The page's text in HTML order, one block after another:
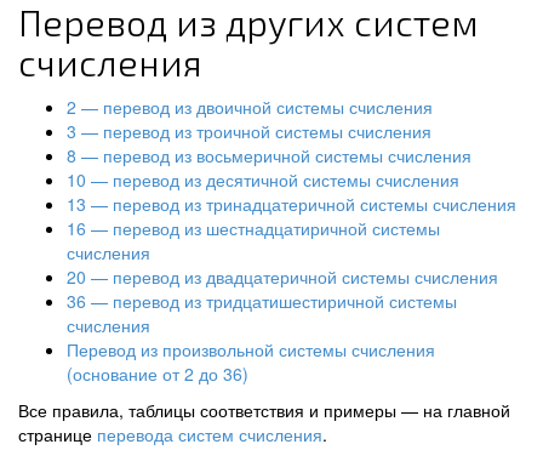
Перевод из других систем
счисления
2 — перевод из двоичной системы счисления
3 — перевод из троичной системы счисления
8 — перевод из восьмеричной системы счисления
10 — перевод из десятичной системы счисления
13 — перевод из тринадцатеричной системы счисления
16 — перевод из шестнадцатиричной системы
счисления
20 — перевод из двадцатеричной системы счисления
36 — перевод из тридцатишестиричной системы
счисления
Перевод из произвольной системы счисления
(основание от 2 до 36)
Все правила, таблицы соответствия и примеры — на главной
странице перевода систем счисления.